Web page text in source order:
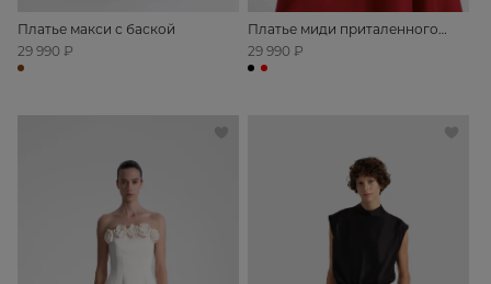
Платье макси с баской
29 990 ₽
Платье миди приталенного
силуэта с открытыми плечами
29 990 ₽